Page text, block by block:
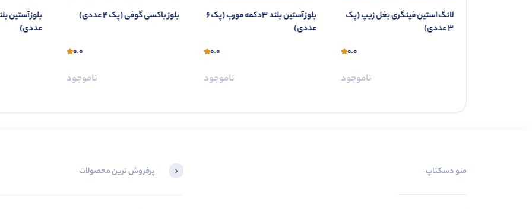
لانگ استین فینگری بغل زیپ (پک
3 عددی)
0.0
ناموجود
بلوز آستین بلند ۳دکمه مورب (پک 6
عددی)
0.0
ناموجود
بلوز باکسی گوفی (پک 4 عددی)
0.0
ناموجود
عددی)
منو دسکتاپ پرفروش ترین محصولات